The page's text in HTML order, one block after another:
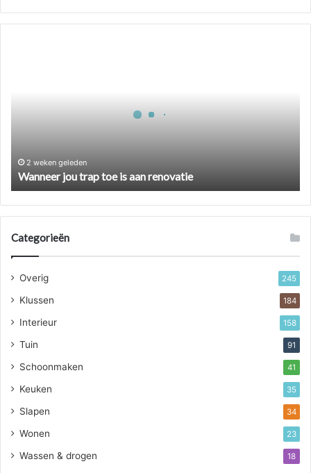
2 weken geleden
Wanneer jou trap toe is aan renovatie
Categorieën
Overig 245
Klussen 184
Interieur 158
Tuin 91
Schoonmaken 41
Keuken 35
Slapen 34
Wonen 23
Wassen & drogen 18